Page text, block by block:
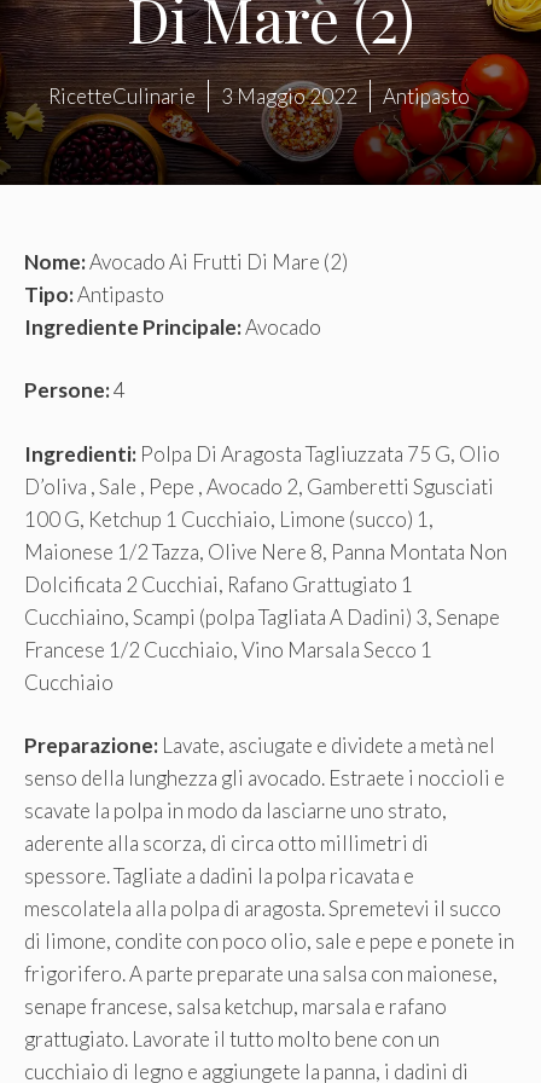
Di Mare (2)
RicetteCulinarie 3 Maggio 2022 Antipasto
Nome:Avocado Ai Frutti Di Mare (2)
Tipo:Antipasto
Ingrediente Principale:Avocado
Persone:4
Ingredienti: Polpa Di Aragosta Tagliuzzata 75 G, Olio
D’oliva , Sale , Pepe , Avocado 2, Gamberetti Sgusciati
100 G, Ketchup 1 Cucchiaio, Limone (succo) 1,
Maionese 1/2 Tazza, Olive Nere 8, Panna Montata Non
Dolcificata 2 Cucchiai, Rafano Grattugiato 1
Cucchiaino, Scampi (polpa Tagliata A Dadini) 3, Senape
Francese 1/2 Cucchiaio, Vino Marsala Secco 1
Cucchiaio
Preparazione: Lavate, asciugate e dividete a metà nel
senso della lunghezza gli avocado. Estraete i noccioli e
scavate la polpa in modo da lasciarne uno strato,
aderente alla scorza, di circa otto millimetri di
spessore. Tagliate a dadini la polpa ricavata e
mescolatela alla polpa di aragosta. Spremetevi il succo
di limone, condite con poco olio, sale e pepe e ponete in
frigorifero. A parte preparate una salsa con maionese,
senape francese, salsa ketchup, marsala e rafano
grattugiato. Lavorate il tutto molto bene con un
cucchiaio di legno e aggiungete la panna, i dadini di